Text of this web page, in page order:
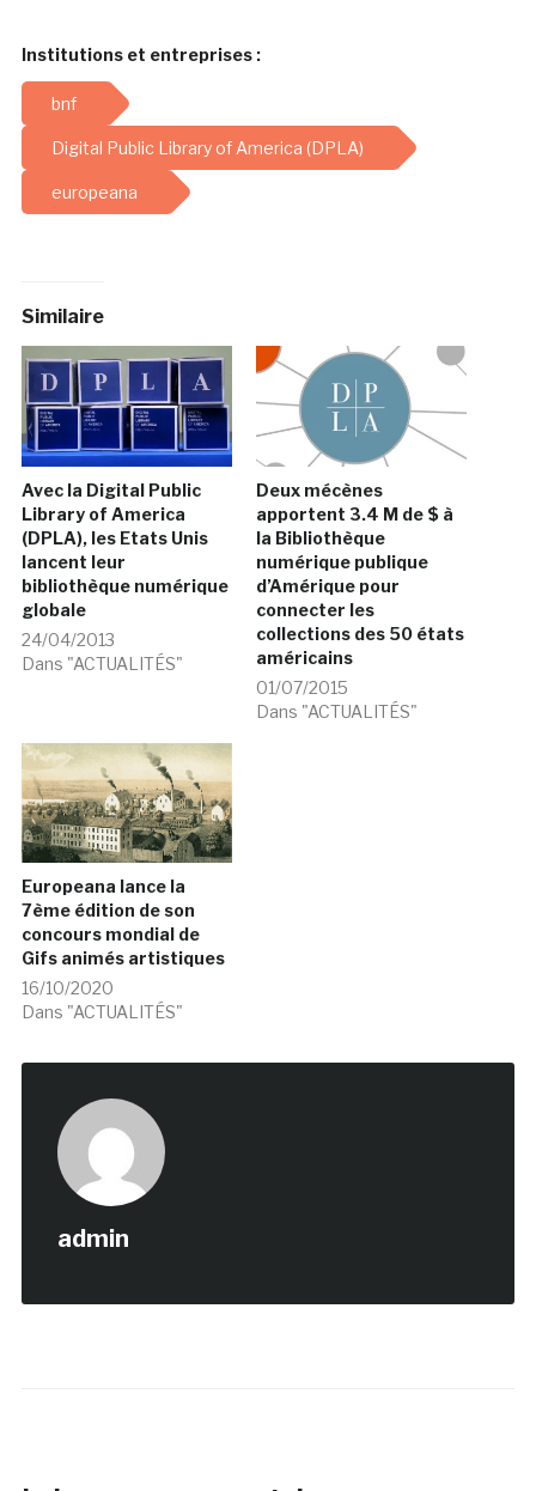
Institutions et entreprises :
bnf
Digital Public Library of America (DPLA)
europeana
Similaire
Avec la Digital Public
Library of America
(DPLA), les Etats Unis
lancent leur
bibliothèque numérique
globale
24/04/2013
Dans "ACTUALITÉS"
Deux mécènes
apportent 3.4 M de $ à
la Bibliothèque
numérique publique
d’Amérique pour
connecter les
collections des 50 états
américains
01/07/2015
Dans "ACTUALITÉS"
Europeana lance la
7ème édition de son
concours mondial de
Gifs animés artistiques
16/10/2020
Dans "ACTUALITÉS"
admin